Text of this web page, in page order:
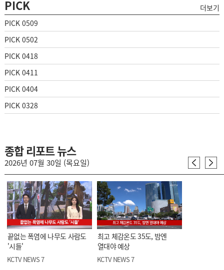
PICK
더보기
PICK 0509
PICK 0502
PICK 0418
PICK 0411
PICK 0404
PICK 0328
종합 리포트 뉴스
2026년 07월 30일 (목요일)
끝없는 폭염에 나무도 사람도
'시들'
KCTV NEWS 7
최고 체감온도 35도, 밤엔
열대야 예상
KCTV NEWS 7